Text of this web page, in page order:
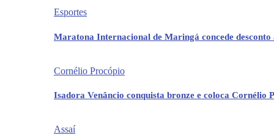
Esportes
Maratona Internacional de Maringá concede
Cornélio Procópio
Isadora Venâncio conquista bronze e coloca Cornélio
Assaí